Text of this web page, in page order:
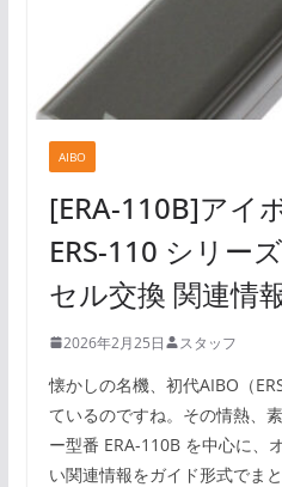
AIBO
[ERA-110B]アイ
ERS-110 シリー
セル交換 関連情
2026年2月25日 スタッフ
懐かしの名機、初代AIBO（
ているのですね。その情熱、
ー型番 ERA-110B を中心に、
い関連情報をガイド形式でま